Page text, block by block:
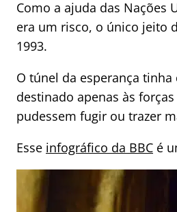
Como a ajuda das Nações
era um risco, o único jeito
1993.
O túnel da esperança
destinado apenas às
pudessem fugir ou trazer
Esse infográfico da BBC é